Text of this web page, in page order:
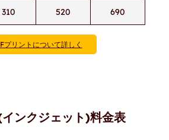
310 520 690
プリントについて詳しく
ンクジェット)料金表